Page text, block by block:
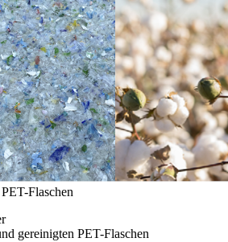
Flaschen
gereinigten PET-Flaschen